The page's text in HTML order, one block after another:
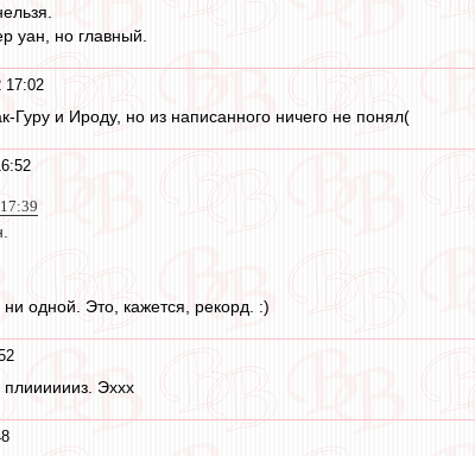
уан, но главный.
17:02
Гуру и Ироду, но из написанного ничего не понял(
одной. Это, кажется, рекорд. :)
Эххх